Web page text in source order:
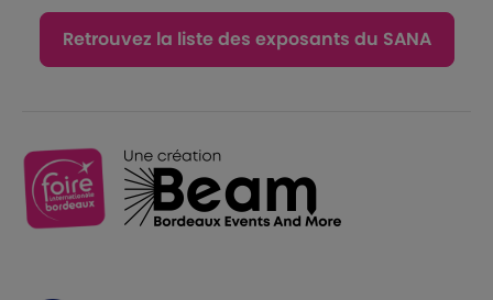
Retrouvez la liste des exposants du SANA